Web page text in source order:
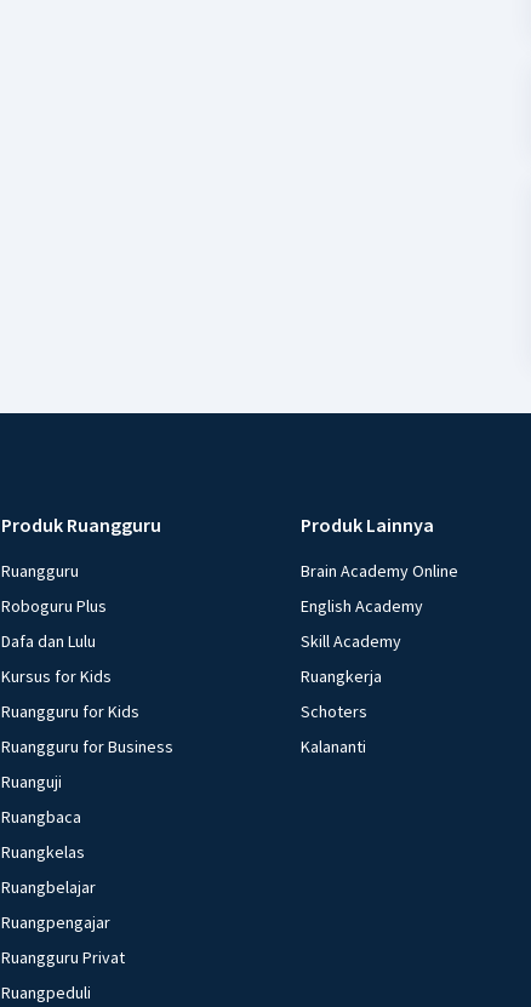
Produk Ruangguru
Ruangguru
Roboguru Plus
Dafa dan Lulu
Kursus for Kids
Ruangguru for Kids
Ruangguru for Business
Ruanguji
Ruangbaca
Ruangkelas
Ruangbelajar
Ruangpengajar
Ruangguru Privat
Ruangpeduli
Produk Lainnya
Brain Academy Online
English Academy
Skill Academy
Ruangkerja
Schoters
Kalananti